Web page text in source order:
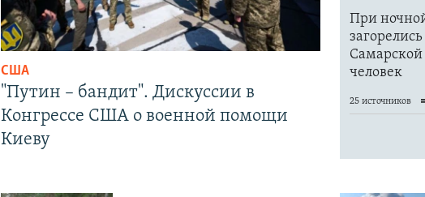
США
"Путин – бандит". Дискуссии в
Конгрессе США о военной помощи
Киеву